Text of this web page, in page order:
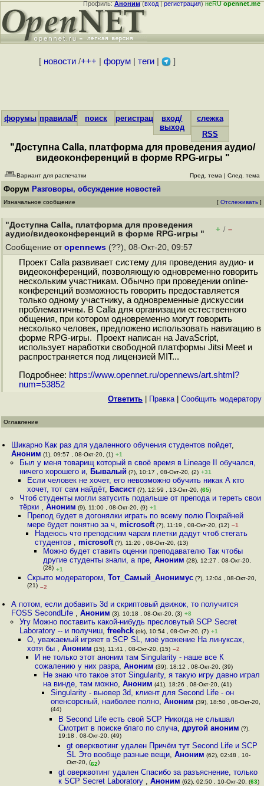
Профиль:Аноним(вход|регистрация)неRUopennet.me
[ новости/+++ форум| теги| ]
форумы правила/FAQпоиск регистрациявход/
выход
слежка
RSS
"Доступна Calla, платформа для проведения аудио/
видеоконференций в форме RPG-игры "
Вариант для распечатки Пред. тема | След. тема
Форум Разговоры, обсуждение новостей
Изначальное сообщение [ Отслеживать ]
"Доступна Calla, платформа для проведения
аудио/видеоконференций в форме RPG-игры "
+ / –
Сообщение от opennews (??), 08-Окт-20, 09:57
Проект Calla развивает систему для проведения аудио- и
видеоконференций, позволяющую одновременно говорить
нескольким участникам. Обычно при проведении online-
конференций возможность говорить предоставляется
только одному участнику, а одновременные дискуссии
проблематичны. В Calla для организации естественного
общения, при котором одновременно могут говорить
несколько человек, предложено использовать навигацию в
форме RPG-игры. Проект написан на JavaScript,
использует наработки свободной платформы Jitsi Meet и
распространяется под лицензией MIT...
Подробнее: https://www.opennet.ru/opennews/art.shtml?
num=53852
Ответить Правка| Cообщить модератору
Оглавление
Шикарно Как раз для удаленного обучения студентов пойдет,
Аноним (1), 09:57 , 08-Окт-20, (1) +1
Был у меня товарищ который в своё время в Lineage II обучался,
ничего хорошего и, Бывалый (?), 10:17 , 08-Окт-20, (2) +31
Если человек не хочет, его невозможно обучить никак А кто
хочет, тот сам найдёт, Басист(?), 12:59 , 13-Окт-20, (65)
Чтоб студенты могли затусить подальше от препода и тереть свои
тёрки , Аноним (9), 11:00 , 08-Окт-20, (9) +1
Препод будет в догонялки играть по всему полю Покрайней
мере будет понятно за ч, microsoft(?), 11:19 , 08-Окт-20, (12) –1
Надеюсь что преподским чарам плетки дадут чтоб стегать
студентов ,microsoft (?), 11:20 , 08-Окт-20, (13)
Можно будет ставить оценки преподавателю Так чтобы
другие студенты знали, а пре, Аноним (28), 12:27 , 08-Окт-20,
(28) +1
Скрыто модератором, Тот_Самый_Анонимус(?), 12:04 , 08-Окт-20,
(21) –2
А потом, если добавить 3d и скриптовый движок, то получится
FOSS SecondLife ,Аноним (3), 10:18 , 08-Окт-20, (3) +8
Угу Можно поставить какой-нибудь пресловутый SCP Secret
Laboratory -- и получиш, freehck(ok), 10:54 , 08-Окт-20, (7) +1
О, уважаемый игряет в SCP SL, моё увожение На линуксах,
хотя бы , Аноним (15), 11:41 , 08-Окт-20, (15) –2
И не только этот аноним там Singularity - наше все К
сожалению у них разра,Аноним (39), 18:12 , 08-Окт-20, (39)
Не знаю что такое этот Singularity, я такую игру давно играл
на винде, там можно, Аноним (41), 18:26 , 08-Окт-20, (41)
Singularity - вьювер 3d, клиент для Second Life - он
опенсорсный, наиболее полно, Аноним (39), 18:50 , 08-Окт-20,
(44)
В Second Life есть свой SCP Никогда не слышал
Смотрит в поиске благо по случа,другой аноним (?),
19:18 , 08-Окт-20, (49)
gt оверквотинг удален Причём тут Second Life и SCP
SL Это вообще разные вещи, Аноним (62), 02:48 , 10-
Окт-20, (62)
gt оверквотинг удален Спасибо за разъяснение, только
к SCP Secret Laboratory ,Аноним (62), 02:50 , 10-Окт-20, (63)